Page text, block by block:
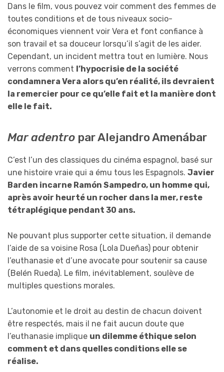
Dans le film, vous pouvez voir comment des femmes de
toutes conditions et de tous niveaux socio-
économiques viennent voir Vera et font confiance à
son travail et sa douceur lorsqu’il s’agit de les aider.
Cependant, un incident mettra tout en lumière. Nous
verrons comment l’hypocrisie de la société
condamnera Vera alors qu’en réalité, ils devraient
la remercier pour ce qu’elle fait et la manière dont
elle le fait.
Mar adentro par Alejandro Amenábar
C’est l’un des classiques du cinéma espagnol, basé sur
une histoire vraie qui a ému tous les Espagnols. Javier
Barden incarne Ramón Sampedro, un homme qui,
après avoir heurté un rocher dans la mer, reste
tétraplégique pendant 30 ans.
Ne pouvant plus supporter cette situation, il demande
l’aide de sa voisine Rosa (Lola Dueñas) pour obtenir
l’euthanasie et d’une avocate pour soutenir sa cause
(Belén Rueda). Le film, inévitablement, soulève de
multiples questions morales.
L’autonomie et le droit au destin de chacun doivent
être respectés, mais il ne fait aucun doute que
l’euthanasie implique un dilemme éthique selon
comment et dans quelles conditions elle se
réalise.